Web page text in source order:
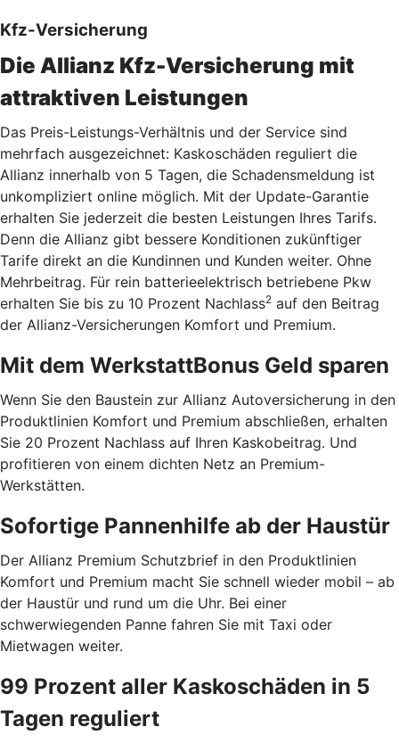
Kfz-Versicherung
Die Allianz Kfz-Versicherung mit
attraktiven Leistungen
Das Preis-Leistungs-Verhältnis und der Service sind
mehrfach ausgezeichnet: Kaskoschäden reguliert die
Allianz innerhalb von 5 Tagen, die Schadensmeldung ist
unkompliziert online möglich. Mit der Update-Garantie
erhalten Sie jederzeit die besten Leistungen Ihres Tarifs.
Denn die Allianz gibt bessere Konditionen zukünftiger
Tarife direkt an die Kundinnen und Kunden weiter. Ohne
Mehrbeitrag. Für rein batterieelektrisch betriebene Pkw
erhalten Sie bis zu 10 Prozent Nachlass2 auf den Beitrag
der Allianz-Versicherungen Komfort und Premium.
Mit dem WerkstattBonus Geld sparen
Wenn Sie den Baustein zur Allianz Autoversicherung in den
Produktlinien Komfort und Premium abschließen, erhalten
Sie 20 Prozent Nachlass auf Ihren Kaskobeitrag. Und
profitieren von einem dichten Netz an Premium-
Werkstätten.
Sofortige Pannenhilfe ab der Haustür
Der Allianz Premium Schutzbrief in den Produktlinien
Komfort und Premium macht Sie schnell wieder mobil – ab
der Haustür und rund um die Uhr. Bei einer
schwerwiegenden Panne fahren Sie mit Taxi oder
Mietwagen weiter.
99 Prozent aller Kaskoschäden in 5
Tagen reguliert